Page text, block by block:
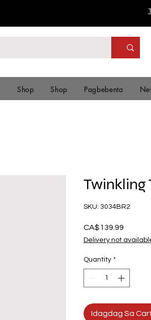
Shop Shop Pagbebenta
Twinkling
SKU: 3034BR2
CA$139.99
Delivery not
Quantity *
Idagdag Sa